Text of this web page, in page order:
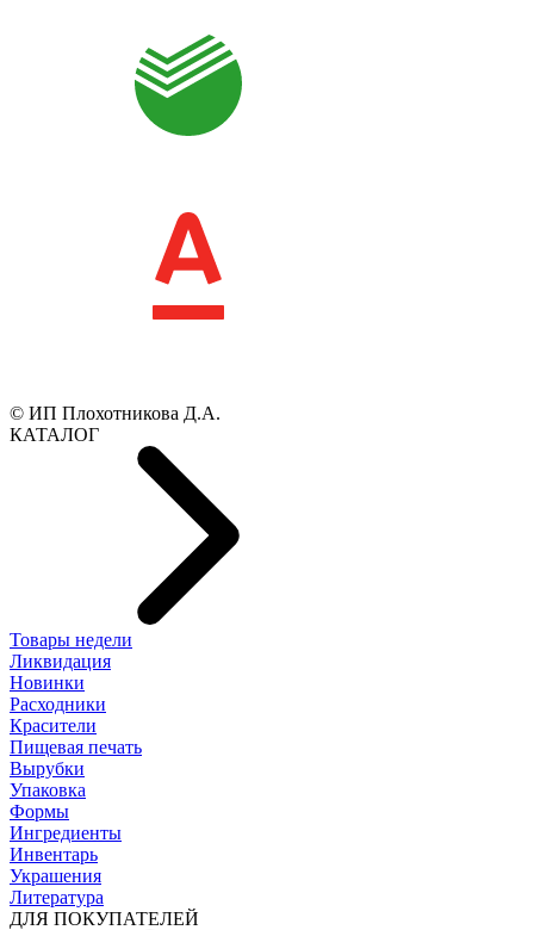
© ИП Плохотникова Д.А.
КАТАЛОГ
Товары недели
Ликвидация
Новинки
Расходники
Красители
Пищевая печать
Вырубки
Упаковка
Формы
Ингредиенты
Инвентарь
Украшения
Литература
ДЛЯ ПОКУПАТЕЛЕЙ